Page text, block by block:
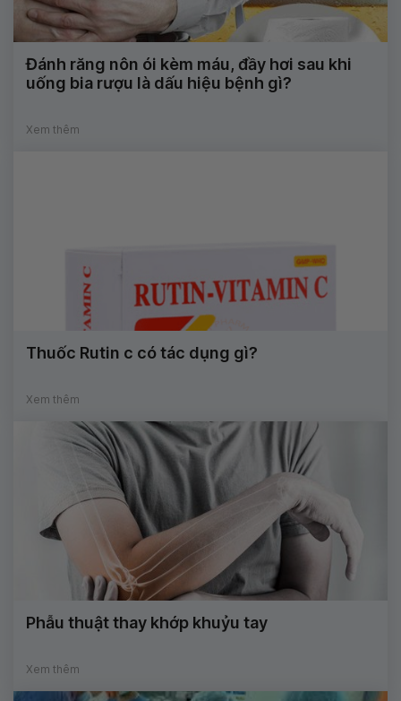
Đánh răng nôn ói kèm máu, đầy hơi sau khi
uống bia rượu là dấu hiệu bệnh gì?
Xem thêm
Thuốc Rutin c có tác dụng gì?
Xem thêm
Phẫu thuật thay khớp khuỷu tay
Xem thêm